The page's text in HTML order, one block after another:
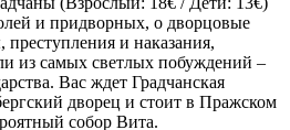
и придворных, о дворцовые
преступления и наказания,
из самых светлых побуждений –
Вас ждет Градчанская
дворец и стоит в Пражском
собор Вита.